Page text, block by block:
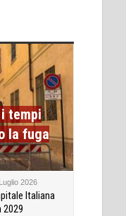
tempi
la fuga
2026
Italiana
2029